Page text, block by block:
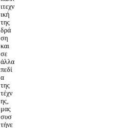
ιτεχν
ική
της
δρά
ση
και
σε
άλλα
πεδί
α
της
τέχν
ης,
μας
συσ
τήνε